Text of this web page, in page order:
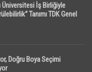
Üniversitesi İş Birliğiyle
Tanımı TDK Genel
Doğru Boya Seçimi